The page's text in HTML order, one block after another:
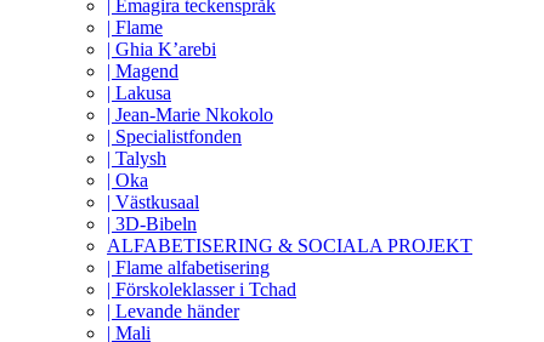
| Emagira teckenspråk
| Flame
| Ghia K’arebi
| Magend
| Lakusa
| Jean-Marie Nkokolo
| Specialistfonden
| Talysh
| Oka
| Västkusaal
| 3D-Bibeln
ALFABETISERING & SOCIALA PROJEKT
| Flame alfabetisering
| Förskoleklasser i Tchad
| Levande händer
| Mali